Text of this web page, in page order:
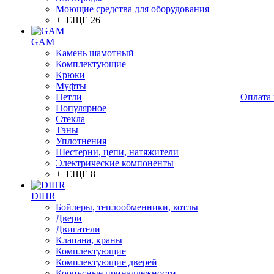
Моющие средства для оборудования
+ ЕЩЕ 26
GAM
Камень шамотный
Комплектующие
Крюки
Муфты
Петли
Популярное
Стекла
Тэны
Уплотнения
Шестерни, цепи, натяжители
Электрические компоненты
+ ЕЩЕ 8
DIHR
Бойлеры, теплообменники, котлы
Двери
Двигатели
Клапана, краны
Комплектующие
Комплектующие дверей
Оплата